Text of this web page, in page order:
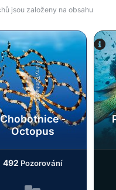
jsou založeny na obsahu
Alamy/Reinhard Dirscherl
Chobotnice -
Octopus
492 Pozorování